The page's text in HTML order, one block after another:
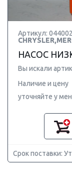
Артикул:
НАСОС
Вы искали
Наличие и цену
уточняйте у
Срок поставки: